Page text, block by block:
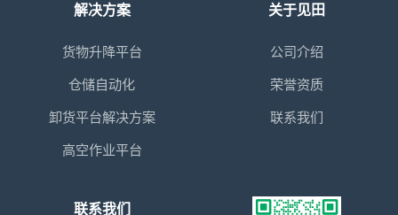
解决方案
货物升降平台
仓储自动化
卸货平台解决方案
高空作业平台
关于见田
公司介绍
荣誉资质
联系我们
联系我们